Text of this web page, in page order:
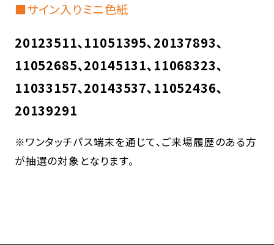
■サイン入りミニ色紙
20123511､11051395､20137893､
11052685､20145131､11068323､
11033157､20143537､11052436､
20139291
※ワンタッチパス端末を通じて、ご来場履歴のある方
が抽選の対象となります。